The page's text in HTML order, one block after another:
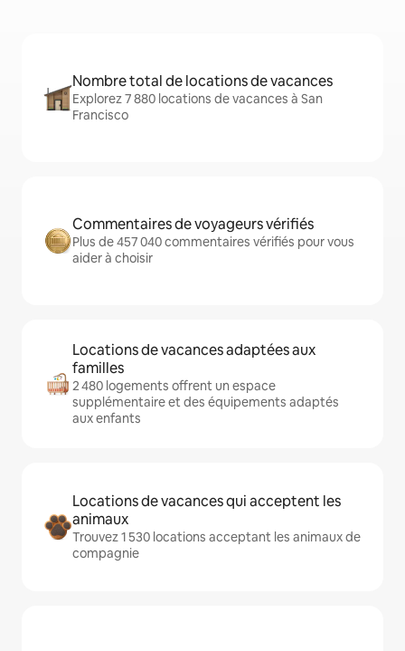
Nombre total de locations de vacances
Explorez 7 880 locations de vacances à San
Francisco
Commentaires de voyageurs vérifiés
Plus de 457 040 commentaires vérifiés pour vous
aider à choisir
Locations de vacances adaptées aux
familles
2 480 logements offrent un espace
supplémentaire et des équipements adaptés
aux enfants
Locations de vacances qui acceptent les
animaux
Trouvez 1 530 locations acceptant les animaux de
compagnie